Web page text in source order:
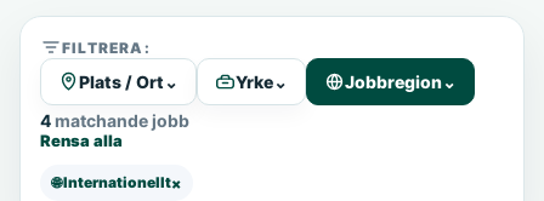
FILTRERA:
Plats / Ort ⌄ Yrke⌄ Jobbregion⌄
4 matchande jobb
Rensa alla
🌐 Internationellt×